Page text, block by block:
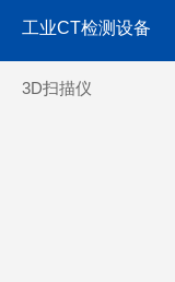
工业CT检测设备
3D扫描仪